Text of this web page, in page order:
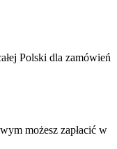
Polski dla zamówień
możesz zapłacić w